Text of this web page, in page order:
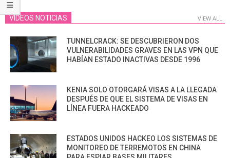
VIDEOS NOTICIAS VIEW ALL
TUNNELCRACK: SE DESCUBRIERON DOS
VULNERABILIDADES GRAVES EN LAS VPN QUE
HABÍAN ESTADO INACTIVAS DESDE 1996
KENIA SOLO OTORGARÁ VISAS A LA LLEGADA
DESPUÉS DE QUE EL SISTEMA DE VISAS EN
LÍNEA FUERA HACKEADO
ESTADOS UNIDOS HACKEO LOS SISTEMAS DE
MONITOREO DE TERREMOTOS EN CHINA